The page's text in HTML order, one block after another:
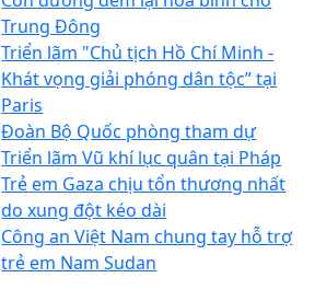
Trung Đông
Triển lãm "Chủ tịch Hồ Chí Minh -
Khát vọng giải phóng dân tộc” tại
Paris
Đoàn Bộ Quốc phòng tham dự
Triển lãm Vũ khí lục quân tại Pháp
Trẻ em Gaza chịu tổn thương nhất
do xung đột kéo dài
Công an Việt Nam chung tay hỗ trợ
trẻ em Nam Sudan